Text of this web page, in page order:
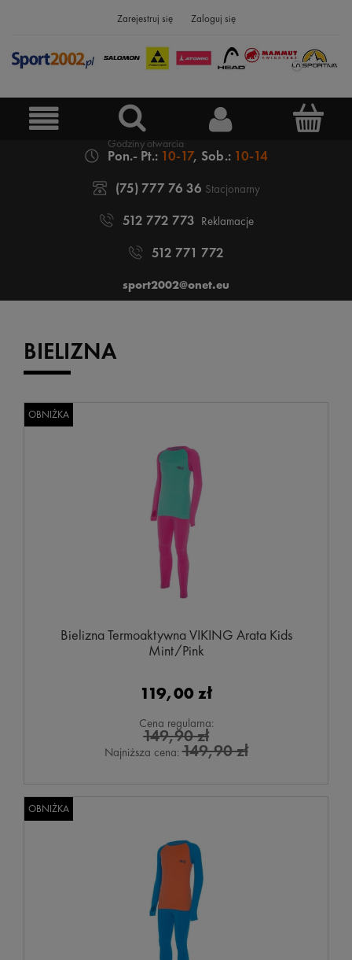
Zarejestruj się Zaloguj się
Pon.- Pt.: 10-17, Sob.: 10-14
(75) 777 76 36 Stacjonarny
512 772 773 Reklamacje
512 771 772
sport2002@onet.eu
BIELIZNA
Bielizna Termoaktywna VIKING Arata Kids
Mint/Pink
119,00 zł
Cena regularna:
149,90 zł
Najniższa cena:149,90 zł
OBNIŻKA
OBNIŻKA